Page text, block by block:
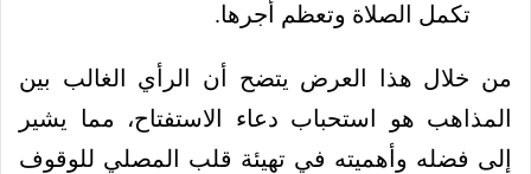
تكمل الصلاة وتعظم أجرها.
من خلال هذا العرض يتضح أن الرأي الغالب بين
المذاهب هو استحباب دعاء الاستفتاح، مما يشير
إلى فضله وأهميته في تهيئة قلب المصلي للوقوف